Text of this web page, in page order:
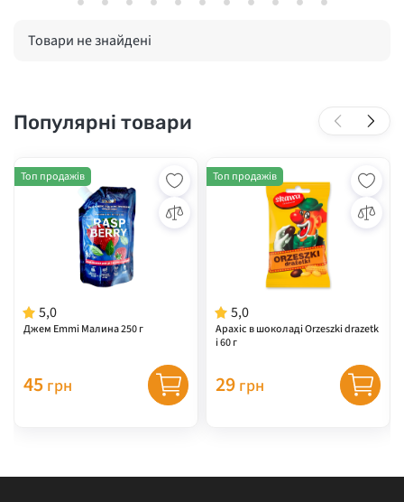
Товари не знайдені
Популярні товари
5,0
Джем Emmi Малина 250 г
Топ продажів
45 грн
5,0
Арахіс в шоколаді Orzeszki drazetk
i 60 г
Топ продажів
29 грн